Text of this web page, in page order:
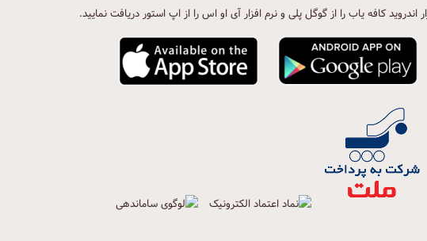
اندروید کافه یاب را از گوگل پلی و نرم افزار آی او اس را از اپ استور دریافت نمایید.